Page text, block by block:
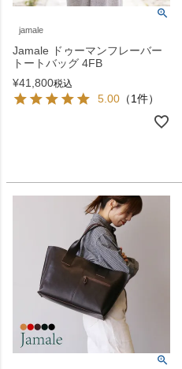
jamale
Jamale ドゥーマンフレーバー
トートバッグ 4FB
¥41,800税込
5.00 （1件）